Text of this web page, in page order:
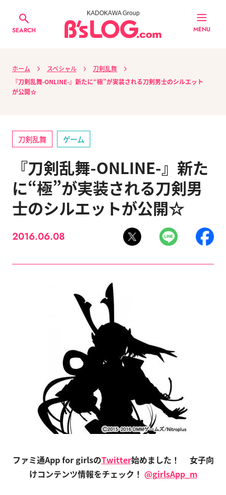
SEARCH
KADOKAWA Group
MENU
ホーム スペシャル
刀剣乱舞
『刀剣乱舞-ONLINE-』新たに“極”が実装される刀剣男士のシルエット
が公開☆
刀剣乱舞 ゲーム
『刀剣乱舞-ONLINE-』新た
に“極”が実装される刀剣男
士のシルエットが公開☆
2016.06.08
ファミ通App for girlsのTwitter始めました！
女子向
けコンテンツ情報をチェック！ @girlsApp_m